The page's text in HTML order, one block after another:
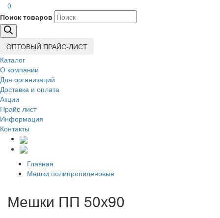
0
Поиск товаров
ОПТОВЫЙ ПРАЙС-ЛИСТ
Каталог
О компании
Для организаций
Доставка и оплата
Акции
Прайс лист
Информация
Контакты
Главная
Мешки полипропиленовые
Мешки ПП 50х90